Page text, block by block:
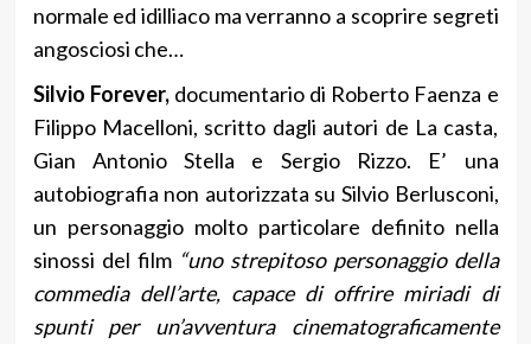
normale ed idilliaco ma verranno a scoprire segreti
angosciosi che…
Silvio Forever,documentario di Roberto Faenza e
Filippo Macelloni, scritto dagli autori de La casta,
Gian Antonio Stella e Sergio Rizzo. E’ una
autobiografia non autorizzata su Silvio Berlusconi,
un personaggio molto particolare definito nella
sinossi del film “uno strepitoso personaggio della
commedia dell’arte, capace di offrire miriadi di
spunti per un’avventura cinematograficamente